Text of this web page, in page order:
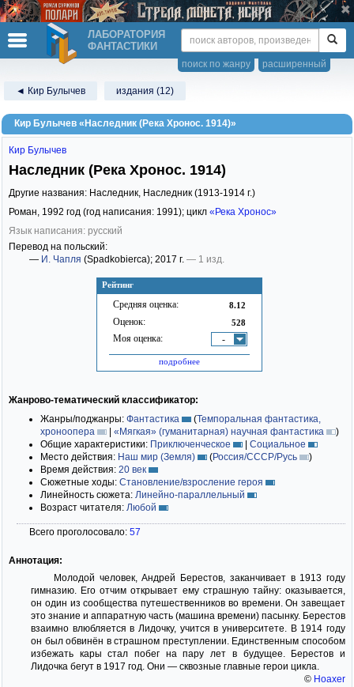
ЛАБОРАТОРИЯ
ФАНТАСТИКИ
расширенный
поиск по жанру
◄ Кир Булычев издания (12)
Кир Булычев «Наследник (Река Хронос. 1914)»
Рейтинг
Средняя оценка: 8.12
Оценок: 528
Моя оценка: -
подробнее
Кир Булычев
Наследник (Река Хронос. 1914)
Другие названия: Наследник, Наследник (1913-1914 г.)
Роман, 1992 год (год написания: 1991); цикл «Река Хронос»
Язык написания: русский
Перевод на польский:
— И. Чапля (Spadkobierca); 2017 г. — 1 изд.
Жанрово-тематический классификатор:
Жанры/поджанры: Фантастика (Темпоральная фантастика,
хроноопера
| «Мягкая» (гуманитарная) научная фантастика
)
Общие характеристики: Приключенческое | Социальное
Место действия: Наш мир (Земля) (Россия/СССР/Русь
)
Время действия: 20 век
Сюжетные ходы: Становление/взросление героя
Линейность сюжета: Линейно-параллельный
Возраст читателя: Любой
Всего проголосовало: 57
Аннотация:
Молодой человек, Андрей Берестов, заканчивает в 1913 году
гимназию. Его отчим открывает ему страшную тайну: оказывается,
он один из сообщества путешественников во времени. Он завещает
это знание и аппаратную часть (машина времени) пасынку. Берестов
взаимно влюбляется в Лидочку, учится в университете. В 1914 году
он был обвинён в страшном преступлении. Единственным способом
избежать кары стал побег на пару лет в будущее. Берестов и
Лидочка бегут в 1917 год. Они — сквозные главные герои цикла.
© Hoaxer